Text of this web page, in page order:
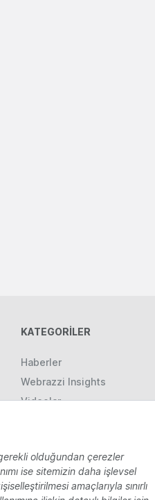
KATEGORILER
Haberler
Webrazzi Insights
Videolar